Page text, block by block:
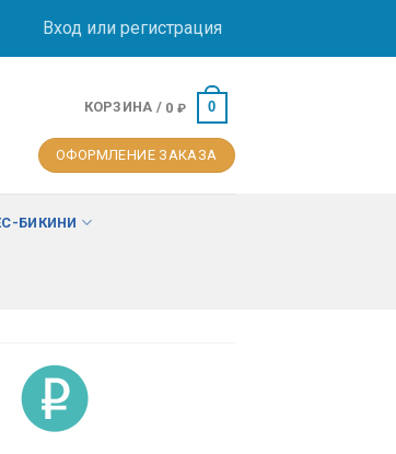
Вход или регистрация
КОРЗИНА / 0 ₽ 0
ОФОРМЛЕНИЕ ЗАКАЗА
БИКИНИ